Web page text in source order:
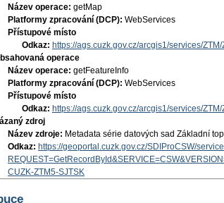
Název operace: getMap
Platformy zpracování (DCP): WebServices
Přístupové místo
Odkaz: https://ags.cuzk.gov.cz/arcgis1/services/
operace
Název operace: getFeatureInfo
Platformy zpracování (DCP): WebServices
Přístupové místo
Odkaz: https://ags.cuzk.gov.cz/arcgis1/services/
zdroj
Název zdroje: Metadata série datových sad Základní
Odkaz: https://geoportal.cuzk.gov.cz/SDIProCSW/
CUZK-ZTM5-SJTSK